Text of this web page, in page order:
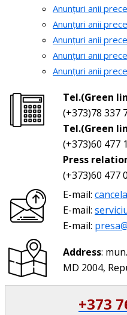
Anunțuri anii
Anunțuri anii
Anunțuri anii
Anunțuri anii
Anunțuri anii
Tel.(Green
(+373)78 337
Tel.(Green
(+373)60 477
Press
(+373)60 477
E-mail:
E-mail:
E-mail:
Address:
MD 2004,
+373